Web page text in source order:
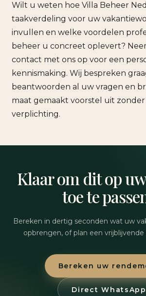
Wilt u weten hoe Villa Beheer
taakverdeling voor uw
invullen en welke voordelen
beheer u concreet oplevert?
contact met ons op voor een
kennismaking. Wij bespreken
beantwoorden al uw vragen en
maat gemaakt voorstel uit
verplichting.
Klaar om dit op
toe te
Bereken in dertig seconden wat uw
opbrengen, of plan een
Bereken uw
Direct WhatsApp